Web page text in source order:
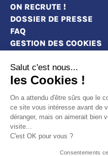
ON RECRUTE !
DOSSIER DE PRESSE
FAQ
GESTION DES COOKIES
MAGASINS
CONTACT
DEVENEZ REVENDEURS
MARQUE BLANCHE :
VÊTEMENTS À VOTRE
Salut c'est nous...
les Cookies !
On a attendu d'être sûrs que le
ce site vous intéresse avant de
déranger, mais on aimerait bien
visite...
C'est OK pour vous ?
Consentements